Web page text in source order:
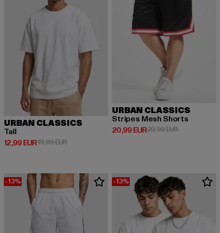
URBAN CLASSICS
Tall
12,99 EUR
Derzeitiger Preis: 12,99 EUR
19,99 EURAktionspreis: 19,99 EUR
URBAN CLASSICS
Stripes Mesh Shorts
20,99 EUR
Derzeitiger Preis: 20,99 EUR
29,99 EURAktionspreis:
-13% -13%